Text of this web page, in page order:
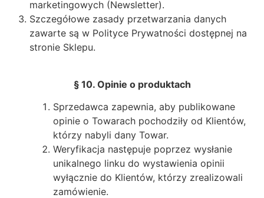
marketingowych (Newsletter).
Szczegółowe zasady przetwarzania danych
zawarte są w Polityce Prywatności dostępnej na
stronie Sklepu.
§ 10. Opinie o produktach
Sprzedawca zapewnia, aby publikowane
opinie o Towarach pochodziły od Klientów,
którzy nabyli dany Towar.
Weryfikacja następuje poprzez wysłanie
unikalnego linku do wystawienia opinii
wyłącznie do Klientów, którzy zrealizowali
zamówienie.